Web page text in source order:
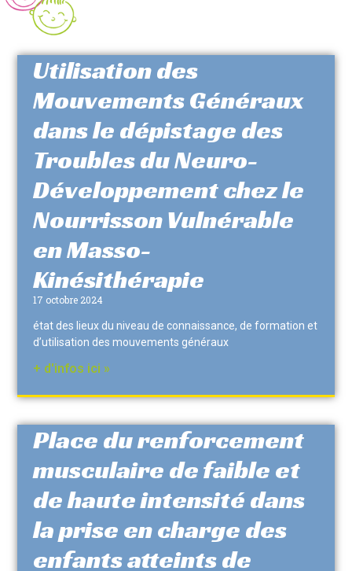
Utilisation des
Mouvements Généraux
dans le dépistage des
Troubles du Neuro-
Développement chez le
Nourrisson Vulnérable
en Masso-
Kinésithérapie
17 octobre 2024
état des lieux du niveau de connaissance, de formation et
d’utilisation des mouvements généraux
+ d'infos ici »
Place du renforcement
musculaire de faible et
de haute intensité dans
la prise en charge des
enfants atteints de